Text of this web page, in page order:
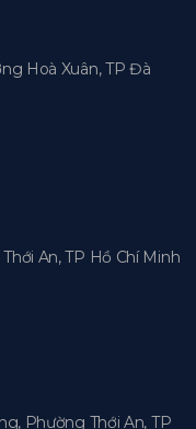
Hoà Xuân, TP Đà
An, TP Hồ Chí Minh
Phường Thới An, TP